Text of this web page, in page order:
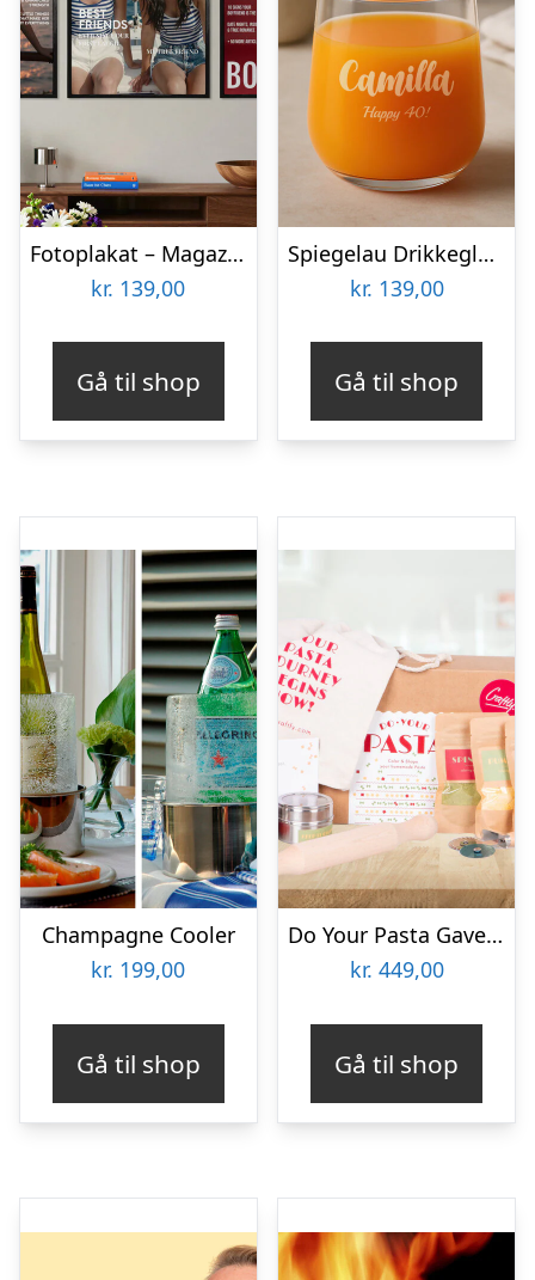
Fotoplakat – Magazine cover
kr. 139,00
Gå til shop
Spiegelau Drikkeglas med Gravering – Egen Tekst
kr. 139,00
Gå til shop
Champagne Cooler
kr. 199,00
Gå til shop
Do Your Pasta Gaveæske
kr. 449,00
Gå til shop